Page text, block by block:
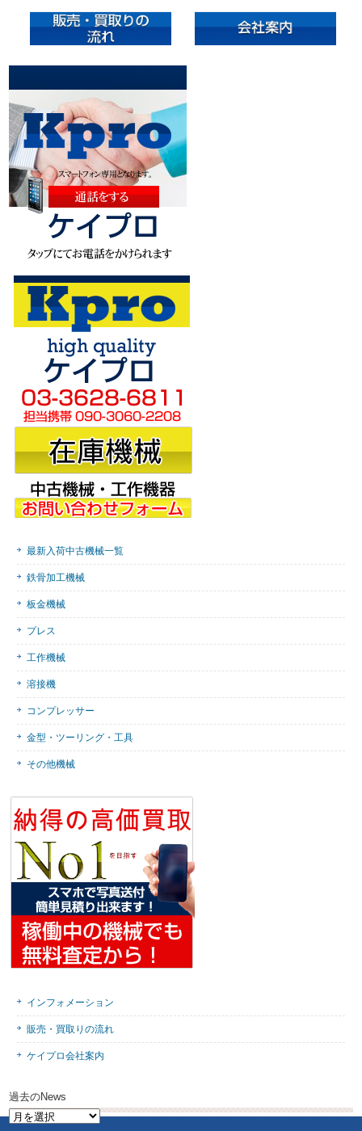
最新入荷中古機械一覧
鉄骨加工機械
板金機械
プレス
工作機械
溶接機
コンプレッサー
金型・ツーリング・工具
その他機械
インフォメーション
販売・買取りの流れ
ケイプロ会社案内
過去のNews
過